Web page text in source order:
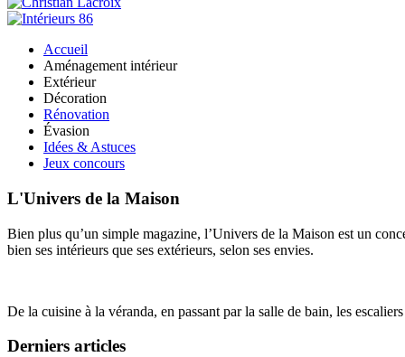
Accueil
Aménagement intérieur
Extérieur
Décoration
Rénovation
Évasion
Idées & Astuces
Jeux concours
L'Univers de la Maison
Bien plus qu’un simple magazine, l’Univers de la Maison est un
bien ses intérieurs que ses extérieurs, selon ses envies.
De la cuisine à la véranda, en passant par la salle de bain, les
Derniers articles